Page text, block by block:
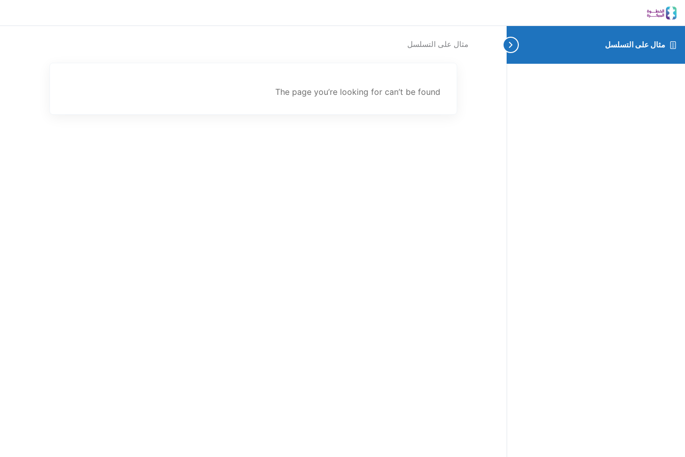
مثال على التسلسل مثال على التسلسل
The page you’re looking for can’t be found